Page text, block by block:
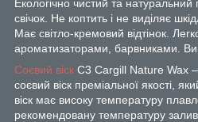
Екологічно чистий та
свічок. Не коптить і не виділяє
Має світло-кремовий відтінок.
ароматизаторами, барвниками.
Соєвий віск С3 Cargill Nature Wax
соєвий віск преміальної якості,
віск має високу температуру
рекомендовану температуру